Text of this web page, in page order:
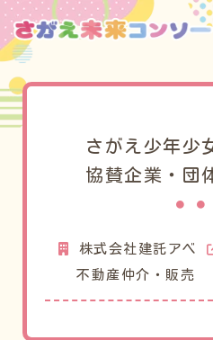
さがえ少年少
協賛企業・団
株式会社建託アベ
不動産仲介・販売